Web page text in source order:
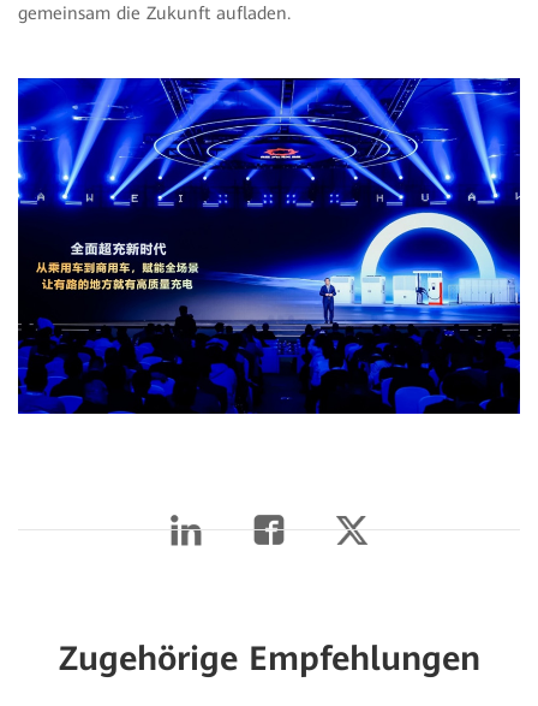
gemeinsam die Zukunft aufladen.
Zugehörige Empfehlungen